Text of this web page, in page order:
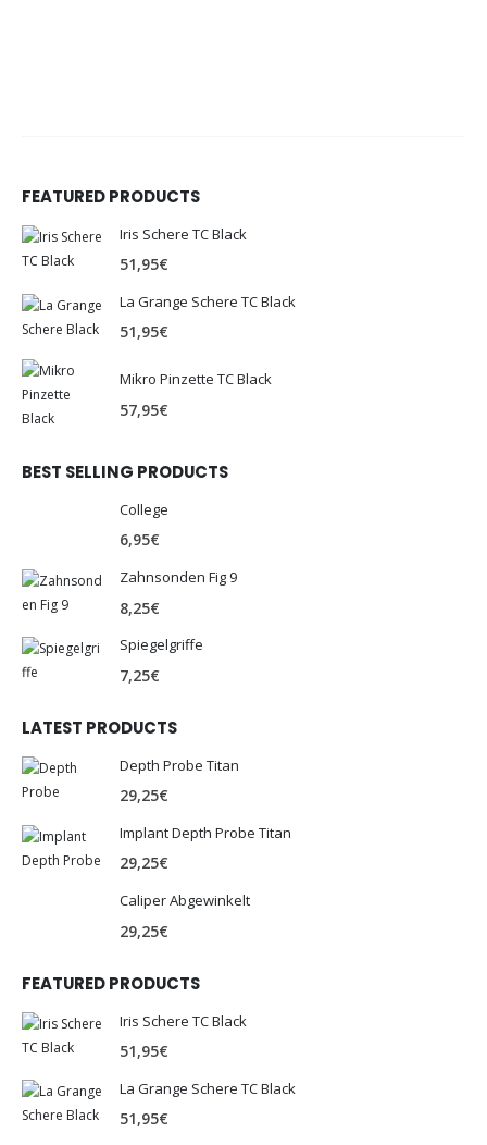
FEATURED PRODUCTS
Iris Schere TC Black
51,95€
La Grange Schere TC Black
51,95€
Mikro Pinzette TC Black
57,95€
BEST SELLING PRODUCTS
College
6,95€
Zahnsonden Fig 9
8,25€
Spiegelgriffe
7,25€
LATEST PRODUCTS
Depth Probe Titan
29,25€
Implant Depth Probe Titan
29,25€
Caliper Abgewinkelt
29,25€
FEATURED PRODUCTS
Iris Schere TC Black
51,95€
La Grange Schere TC Black
51,95€